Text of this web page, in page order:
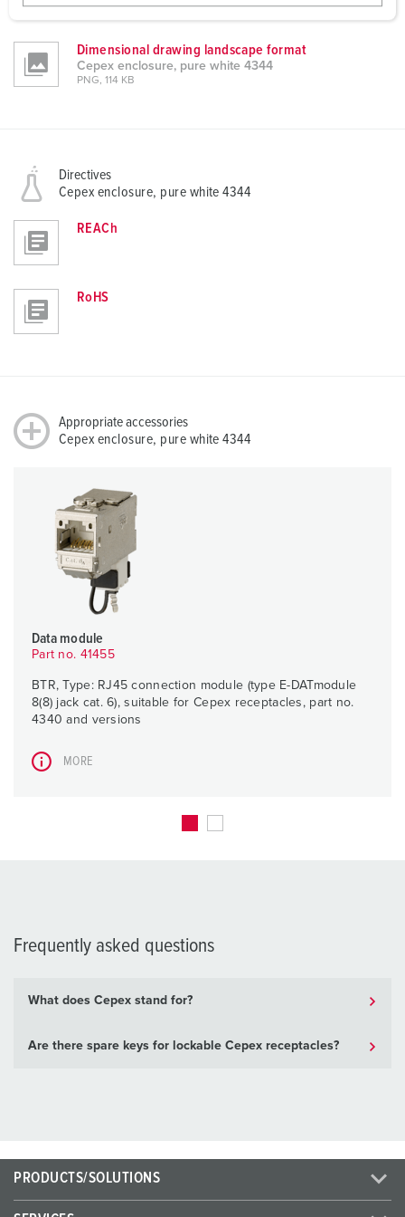
w
h
Dimensional drawing landscape format
Cepex enclosure, pure white 4344
PNG, 114 KB
Directives
Cepex enclosure, pure white 4344
REACh
RoHS
Appropriate accessories
Cepex enclosure, pure white 4344
Data module
Part no. 41455
BTR, Type: RJ45 connection module (type E-DATmodule
8(8) jack cat. 6), suitable for Cepex receptacles, part no.
4340 and versions
MORE
Frequently asked questions
What does Cepex stand for?
Are there spare keys for lockable Cepex receptacles?
PRODUCTS/SOLUTIONS